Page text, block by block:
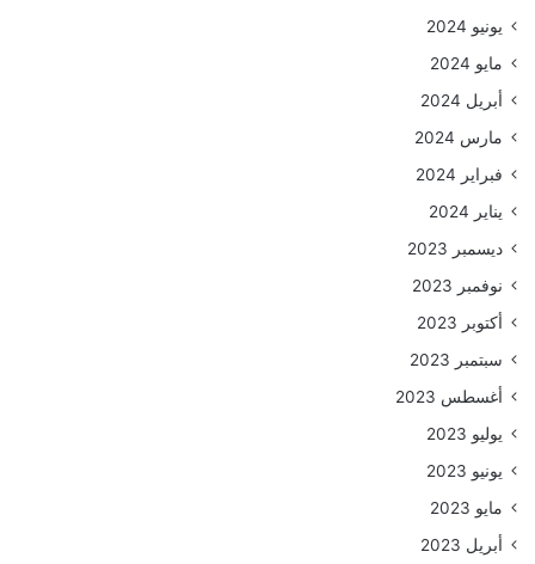
يونيو 2024
مايو 2024
أبريل 2024
مارس 2024
فبراير 2024
يناير 2024
ديسمبر 2023
نوفمبر 2023
أكتوبر 2023
سبتمبر 2023
أغسطس 2023
يوليو 2023
يونيو 2023
مايو 2023
أبريل 2023